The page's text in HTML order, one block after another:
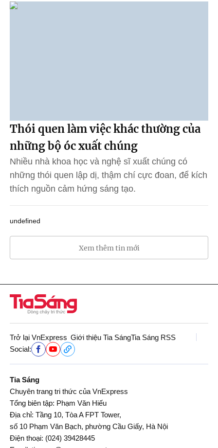
Thói quen làm việc khác thường của
những bộ óc xuất chúng
Nhiều nhà khoa học và nghệ sĩ xuất chúng có
những thói quen lập dị, thậm chí cực đoan, để kích
thích nguồn cảm hứng sáng tạo.
undefined
Xem thêm tin mới
Trở lại VnExpress Giới thiệu Tia SángTia Sáng RSS
Social:
Tia Sáng
Chuyên trang tri thức của VnExpress
Tổng biên tập: Phạm Văn Hiếu
Địa chỉ: Tầng 10, Tòa A FPT Tower,
số 10 Phạm Văn Bạch, phường Cầu Giấy, Hà Nội
Điện thoại: (024) 39428445